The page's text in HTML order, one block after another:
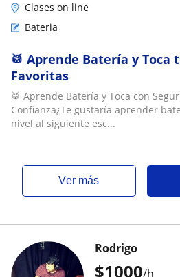
Clases on line
Bateria
🥁 Aprende Batería y Toca
Favoritas
🥁 Aprende Batería y Toca con
Confianza¿Te gustaría aprender
nivel al siguiente esc...
ver más
$1000/h
Rodrigo